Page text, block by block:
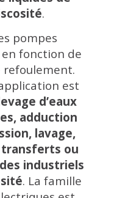
.
pompes
fonction de
refoulement.
est
d’eaux
adduction
lavage,
ou
industriels
. La famille